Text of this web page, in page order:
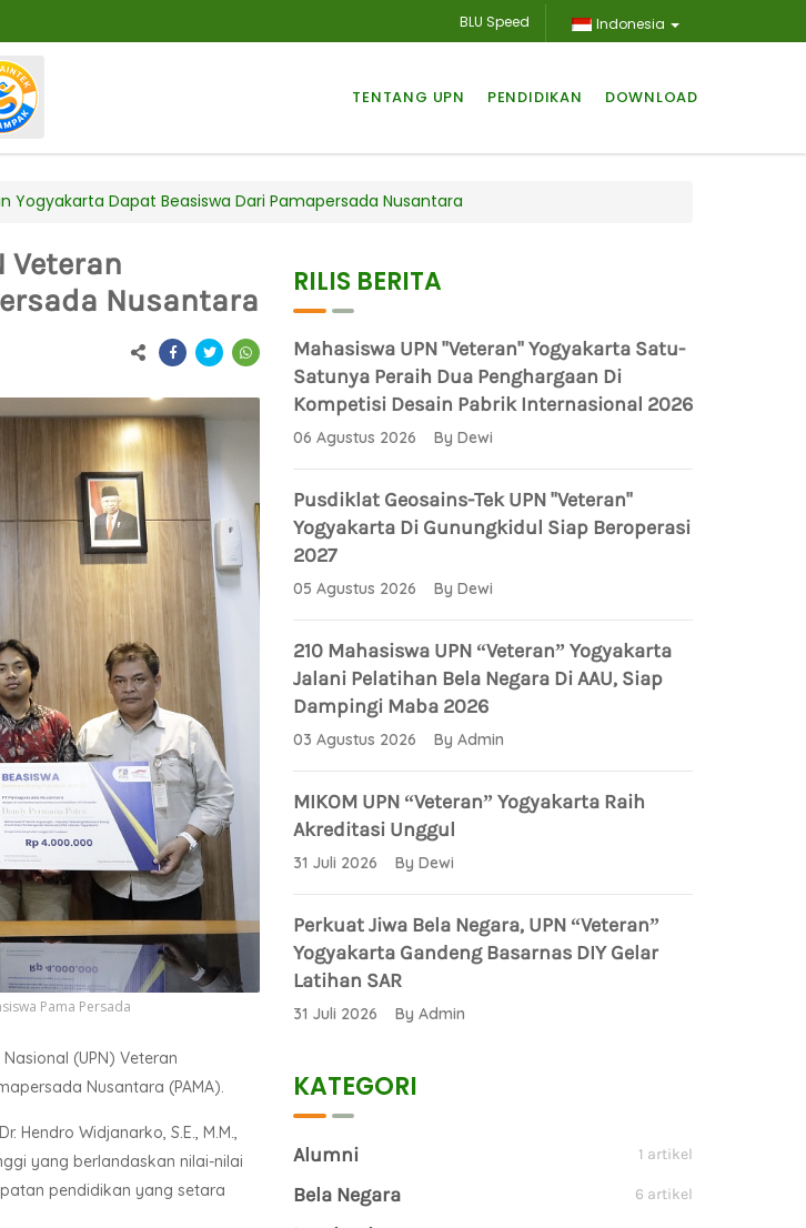
BLU Speed Indonesia
TENTANG UPN PENDIDIKAN DOWNLOAD
Yogyakarta Dapat Beasiswa Dari Pamapersada Nusantara
Veteran
Nusantara
Pama Persada
(UPN) Veteran
Nusantara (PAMA).
Widjanarko, S.E., M.M.,
yang berlandaskan nilai-nilai
pendidikan yang setara
RILIS BERITA
Mahasiswa UPN "Veteran" Yogyakarta Satu-
Satunya Peraih Dua Penghargaan Di
Kompetisi Desain Pabrik Internasional 2026
06 Agustus 2026 By Dewi
Pusdiklat Geosains-Tek UPN "Veteran"
Yogyakarta Di Gunungkidul Siap Beroperasi
2027
05 Agustus 2026 By Dewi
210 Mahasiswa UPN “Veteran” Yogyakarta
Jalani Pelatihan Bela Negara Di AAU, Siap
Dampingi Maba 2026
03 Agustus 2026 By Admin
MIKOM UPN “Veteran” Yogyakarta Raih
Akreditasi Unggul
31 Juli 2026 By Dewi
Perkuat Jiwa Bela Negara, UPN “Veteran”
Yogyakarta Gandeng Basarnas DIY Gelar
Latihan SAR
31 Juli 2026 By Admin
KATEGORI
Alumni 1 artikel
Bela Negara 6 artikel